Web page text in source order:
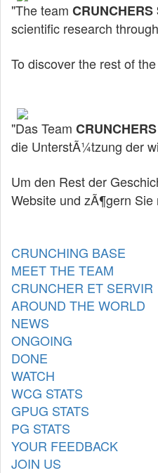
"The team
scientific research
To discover the rest of
"Das Team
die UnterstÃ¼tzung der
Um den Rest der
Website und zÃ¶gern
CRUNCHING BASE
MEET THE TEAM
CRUNCHER ET SERVIR
AROUND THE WORLD
NEWS
ONGOING
DONE
WATCH
WCG STATS
GPUG STATS
PG STATS
YOUR FEEDBACK
JOIN US